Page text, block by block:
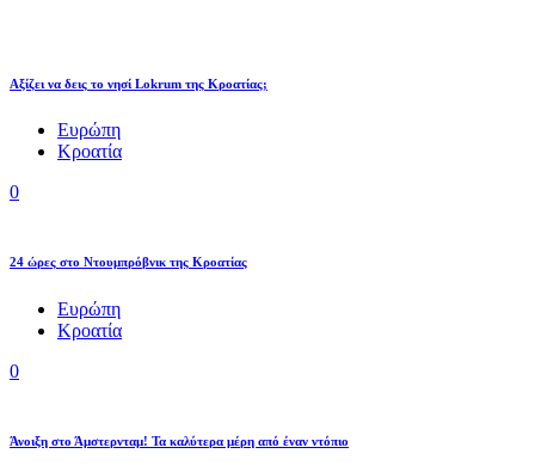
Αξίζει να δεις το νησί Lokrum της Κροατίας;
Ευρώπη
Κροατία
0
24 ώρες στο Ντουμπρόβνικ της Κροατίας
Ευρώπη
Κροατία
0
Άνοιξη στο Άμστερνταμ! Τα καλύτερα μέρη από έναν ντόπιο